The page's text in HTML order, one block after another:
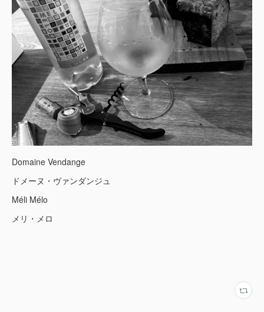
Domaine Vendange
ドメーヌ・ヴァンダンジュ
Méli Mélo
メリ・メロ